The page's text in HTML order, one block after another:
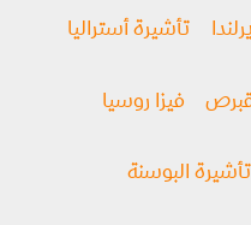
تأشيرة أستراليا
فيزا روسيا
تأشيرة البوسنة